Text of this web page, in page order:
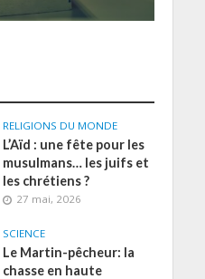
RELIGIONS DU MONDE
L’Aïd : une fête pour les
musulmans… les juifs et
les chrétiens ?
27 mai, 2026
SCIENCE
Le Martin-pêcheur: la
chasse en haute